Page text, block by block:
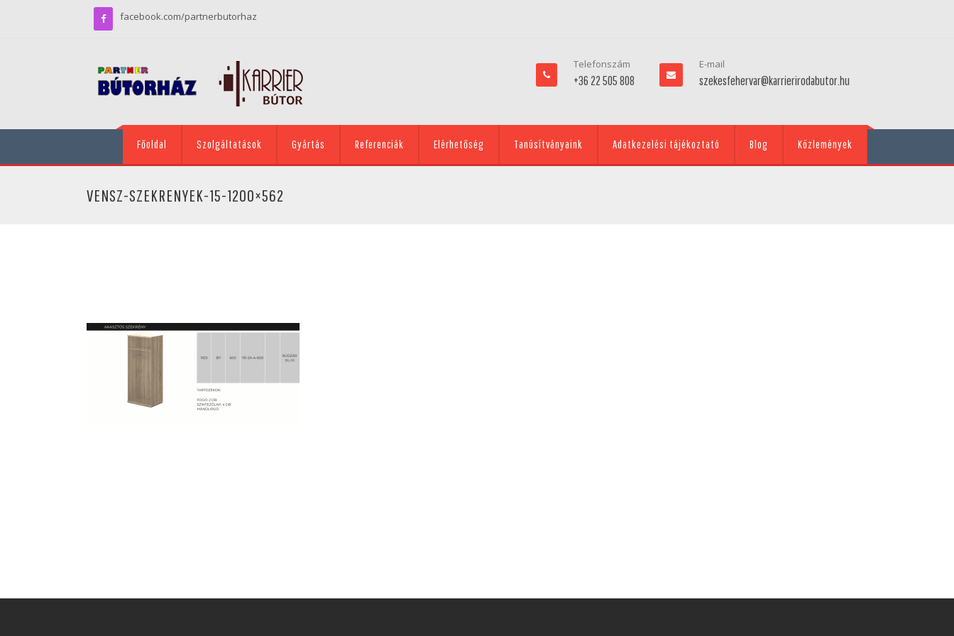
facebook.com/partnerbutorhaz
Telefonszám
+36 22 505 808
E-mail
szekesfehervar@karrierirodabutor.hu
Főoldal Szolgáltatások Gyártás Referenciák Elérhetőség Tanúsítványaink Adatkezelési tájékoztató Blog Közlemények
VENSZ-SZEKRENYEK-15-1200×562